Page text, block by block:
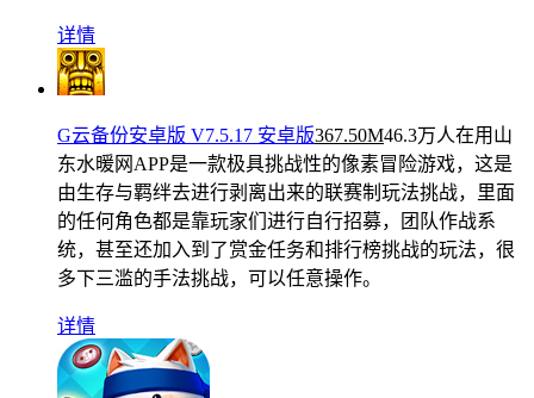
详情
G云备份安卓版 V7.5.17 安卓版367.50M46.3万人在用 山
东水暖网APP是一款极具挑战性的像素冒险游戏，这是
由生存与羁绊去进行剥离出来的联赛制玩法挑战，里面
的任何角色都是靠玩家们进行自行招募，团队作战系
统，甚至还加入到了赏金任务和排行榜挑战的玩法，很
多下三滥的手法挑战，可以任意操作。
详情